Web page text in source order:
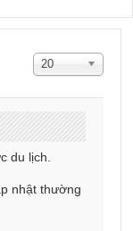
Hiển
20
du lịch.
nhật thường